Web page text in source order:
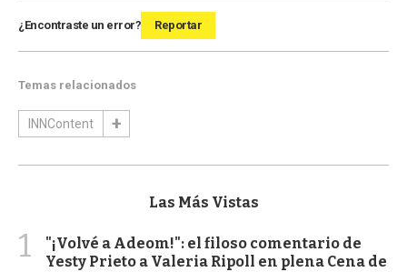
¿Encontraste un error? Reportar
Temas relacionados
INNContent
Las Más Vistas
1
"¡Volvé a Adeom!": el filoso comentario de
Yesty Prieto a Valeria Ripoll en plena Cena de